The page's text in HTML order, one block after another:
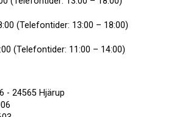
(Telefontider: 13:00 – 18:00)
(Telefontider: 11:00 – 14:00)
- 24565 Hjärup